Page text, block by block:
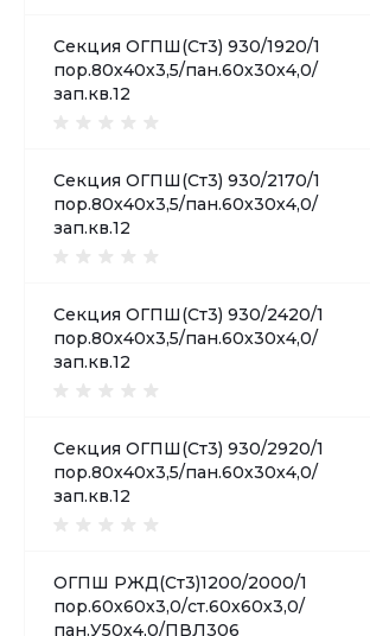
Секция ОГПШ(Ст3) 930/1920/1
пор.80х40х3,5/пан.60х30х4,0/
зап.кв.12
Секция ОГПШ(Ст3) 930/2170/1
пор.80х40х3,5/пан.60х30х4,0/
зап.кв.12
Секция ОГПШ(Ст3) 930/2420/1
пор.80х40х3,5/пан.60х30х4,0/
зап.кв.12
Секция ОГПШ(Ст3) 930/2920/1
пор.80х40х3,5/пан.60х30х4,0/
зап.кв.12
ОГПШ РЖД(Ст3)1200/2000/1
пор.60х60х3,0/ст.60х60х3,0/
пан.У50х4,0/ПВЛ306